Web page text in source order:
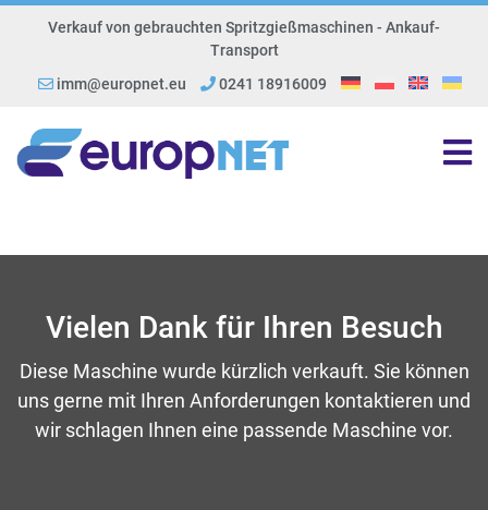
Verkauf von gebrauchten Spritzgießmaschinen - Ankauf-
Transport
imm@europnet.eu
0241 18916009
Vielen Dank für Ihren Besuch
Diese Maschine wurde kürzlich verkauft. Sie können
uns gerne mit Ihren Anforderungen kontaktieren und
wir schlagen Ihnen eine passende Maschine vor.